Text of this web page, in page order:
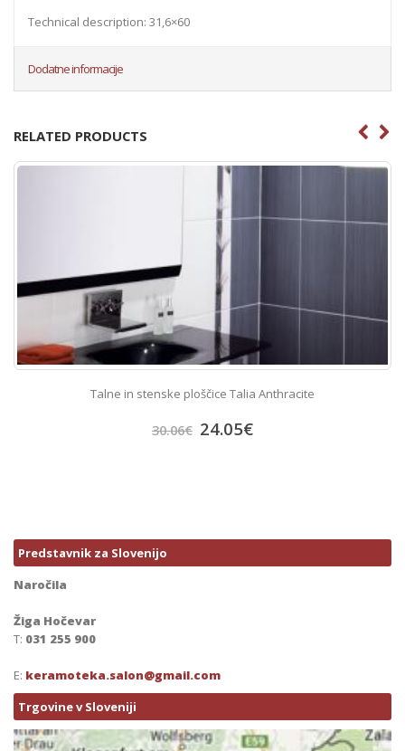
Technical description: 31,6×60
Dodatne informacije
RELATED PRODUCTS
Talne in stenske ploščice Talia Anthracite
30.06€ 24.05€
Predstavnik za Slovenijo
Naročila
Žiga Hočevar
T: 031 255 900
E: keramoteka.salon@gmail.com
Trgovine v Sloveniji